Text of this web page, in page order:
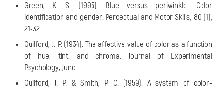
Green, K. S. (1995). Blue versus periwinkle: Color
identification and gender. Perceptual and Motor Skills, 80 (1),
21-32.
Guilford, J. P. (1934). The affective value of color as a function
of hue, tint, and chroma. Journal of Experimental
Psychology, June.
Guilford, J. P. & Smith, P. C. (1959). A system of color-